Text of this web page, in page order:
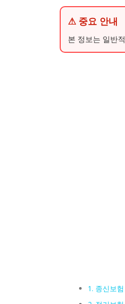
⚠ 중요 안내
본 정보는 일반
1. 종신보험